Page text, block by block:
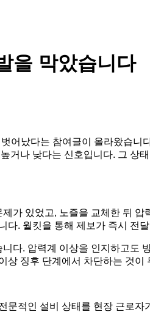
을 막았습니다
어났다는 참여글이 올라왔습
나 낮다는 신호입니다. 그 상
가 있었고, 노즐을 교체한 뒤
. 월킷을 통해 제보가 즉시 전
다. 압력계 이상을 인지하고도
상 징후 단계에서 차단하는 것이
적인 설비 상태를 현장 근로